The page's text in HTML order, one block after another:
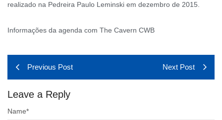
realizado na Pedreira Paulo Leminski em dezembro de 2015.
Informações da agenda com The Cavern CWB
Previous Post Next Post
Leave a Reply
Name*